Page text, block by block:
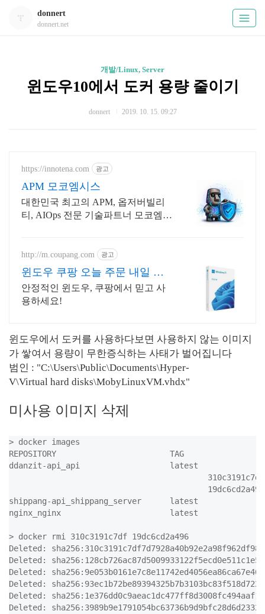
donnert
donnert.net
개발/Linux, Server
윈도우10에서 도커 용량 줄이기
donnert 2019. 10. 15. 09:27
https://innotena.com 광고
APM 모코엠시스
대한민국 최고의 APM, 옵저버빌리
티, AIOps 전문 기술파트너 모코엠시
http://m.coupang.com 광고
윈도우 쿠팡 오늘 주문 내일 바
로 도착
안정적인 윈도우, 쿠팡에서 믿고 사
용하세요!
윈도우에서 도커를 사용하다보면 사용하지 않는 이미지
가 쌓여서 용량이 무한증식하는 사태가 벌어집니다
범인 : "C:\Users\Public\Documents\Hyper-
V\Virtual hard disks\MobyLinuxVM.vhdx"
미사용 이미지 삭제
> docker images
REPOSITORY                        TAG
ddanzit-api_api                   latest
shippang-api_shippang_server      latest
nginx_nginx                       latest
> docker rmi 310c3191c7df 19dc6cd2a496
Deleted:
Deleted:
Deleted:
Deleted:
Deleted:
Deleted: